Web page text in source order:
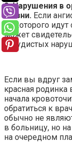
2. Нарушения в
жизни. Если
из которого
может
сосудистых
Если вы вдруг
красная
начала
обратиться к
обычно не
в больницу, но
на очередном